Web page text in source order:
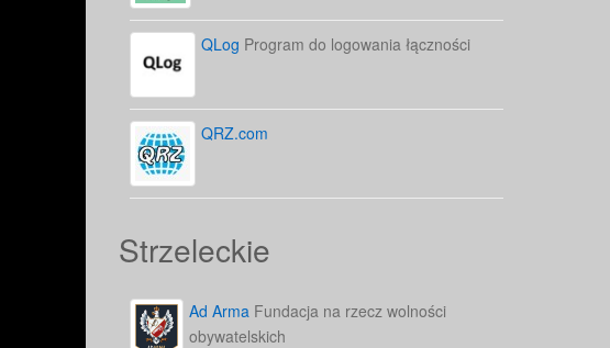
QLog Program do logowania łączności
QRZ.com
Strzeleckie
Ad Arma Fundacja na rzecz wolności
obywatelskich